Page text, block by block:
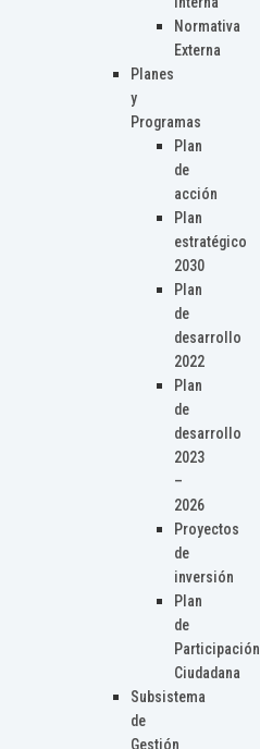
Normativa
Externa
Planes
y
Programas
Plan
de
acción
Plan
estratégico
2030
Plan
de
desarrollo
2022
Plan
de
desarrollo
2023
–
2026
Proyectos
de
inversión
Plan
de
Participación
Ciudadana
Subsistema
de
Gestión